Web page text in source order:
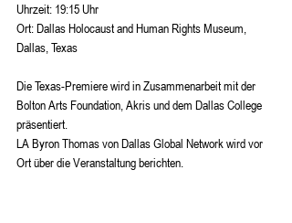
Uhrzeit: 19:15 Uhr
Ort: Dallas Holocaust and Human Rights Museum,
Dallas, Texas
Die Texas-Premiere wird in Zusammenarbeit mit der
Bolton Arts Foundation, Akris und dem Dallas College
präsentiert.
LA Byron Thomas von Dallas Global Network wird vor
Ort über die Veranstaltung berichten.